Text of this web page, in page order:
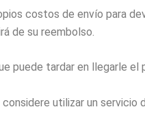
costos de envío para
de su reembolso.
puede tardar en llegarle el
utilizar un